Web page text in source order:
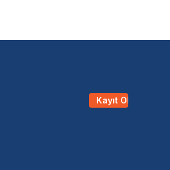
Kayıt Ol